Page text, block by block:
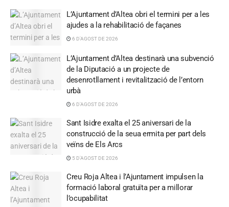
L’Ajuntament d’Altea obri el termini per a les
ajudes a la rehabilitació de façanes
6 D'AGOST DE 2026
L’Ajuntament d’Altea destinarà una subvenció
de la Diputació a un projecte de
desenrotllament i revitalització de l’entorn
urbà
6 D'AGOST DE 2026
Sant Isidre exalta el 25 aniversari de la
construcció de la seua ermita per part dels
veïns de Els Arcs
5 D'AGOST DE 2026
Creu Roja Altea i l’Ajuntament impulsen la
formació laboral gratuïta per a millorar
l’ocupabilitat